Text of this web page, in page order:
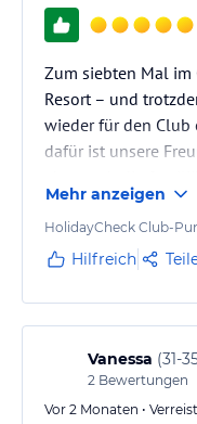
Zum siebten Mal
Resort – und
wieder für den Club
dafür ist unsere
schätzen. Hätten
hätten wir uns
entschieden. Beide
Zuhause an.
Wir kamen nachts
herzlich…
Mehr anzeigen
HolidayCheck Club-
Hilfreich
Vanessa (31-
2 Bewertungen
Vor 2 Monaten •